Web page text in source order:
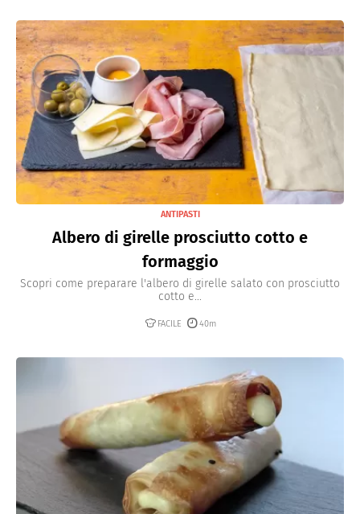
ANTIPASTI
Albero di girelle prosciutto cotto e
formaggio
Scopri come preparare l'albero di girelle salato con prosciutto
cotto e...
FACILE 40m